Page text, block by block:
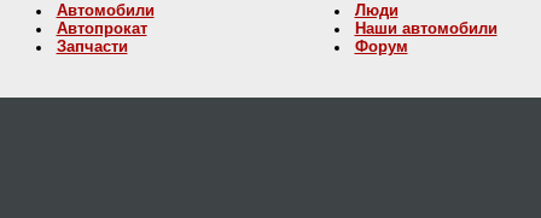
Автомобили
Автопрокат
Запчасти
Люди
Наши автомобили
Форум